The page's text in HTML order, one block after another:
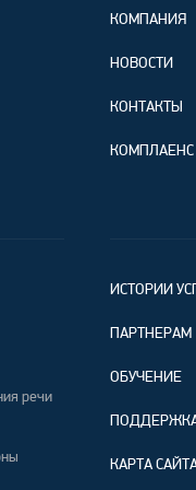
КОМПАНИЯ
НОВОСТИ
КОНТАКТЫ
КОМПЛАЕНС
речи
ИСТОРИИ
ПАРТНЕРАМ
ОБУЧЕНИЕ
КАРТА